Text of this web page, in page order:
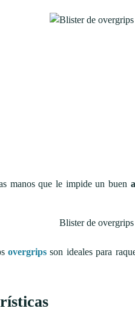
manos que le impide un buen
overgrips son idealespara